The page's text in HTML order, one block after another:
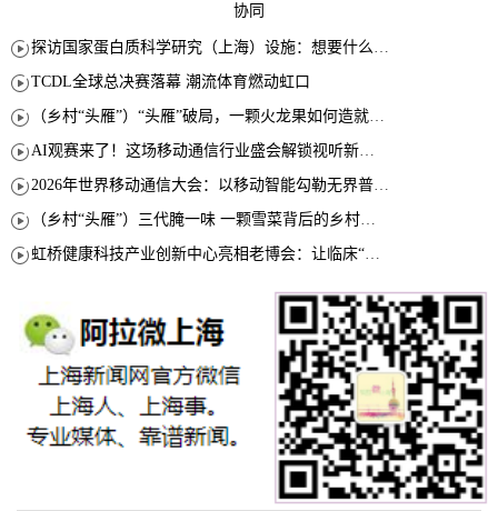
协同
TCDL全球总决赛落幕 潮流体育燃动虹口